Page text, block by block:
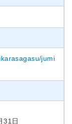
jumi
31日